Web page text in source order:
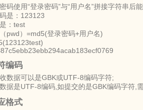
码使用“登录密码”与“用户名”拼接字符串后
是：123123
：test
pwd）=md5(登录密码+用户名)
编码
数据可以是GBK或UTF-8编码字符;
据是UTF-8编码,如提交的是GBK编码字符,
格式